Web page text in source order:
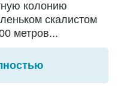
колонию
скалистом
метров...